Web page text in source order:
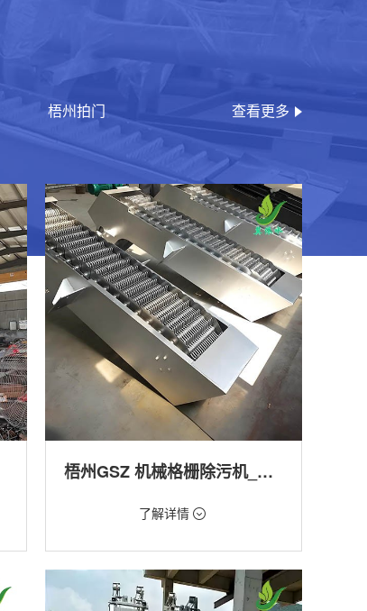
梧州拍门 查看更多
梧州GSZ 机械格栅除污机_污水处理拦截设备_型号参数 | 工作原理 | 适用场景详解
价格：1800元/台
机
用途：泵站,污水处理,渠道,河道,化工,纺织,给
排水工程
了解详情